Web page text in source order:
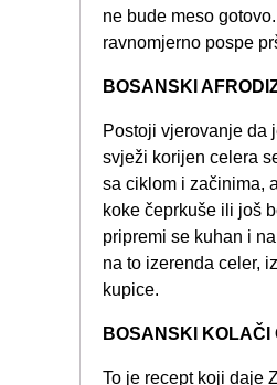
ne bude meso
ravnomjerno pospe
BOSANSKI
Postoji vjerovanje da
svježi korijen celera
sa ciklom i začinima,
koke čeprkuše ili još
pripremi se kuhan i
na to izerenda celer,
kupice.
BOSANSKI KOLAČI
To je recept koji daje